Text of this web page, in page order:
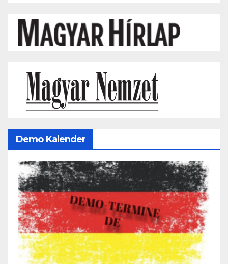
Demo Kalender